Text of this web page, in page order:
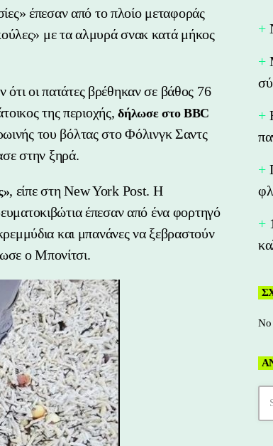
έπεσαν από το πλοίο μεταφοράς
με τα αλμυρά σνακ κατά μήκος
ότι οι πατάτες βρέθηκαν σε βάθος 76
της περιοχής, δήλωσε στο BBC
του βόλτας στο Φόλινγκ Σαντς
στην ξηρά.
, είπε στη New York Post. Η
έπεσαν από ένα φορτηγό
και μπανάνες να ξεβραστούν
ο Μπονίτσι.
No